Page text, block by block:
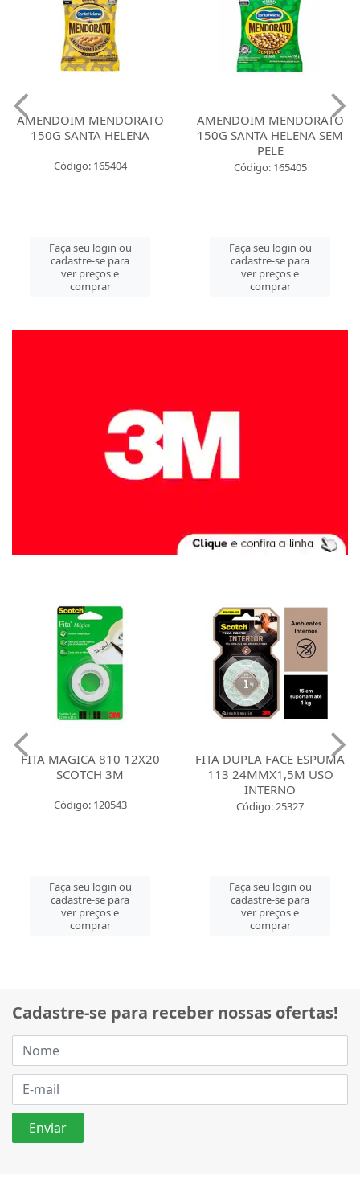
AMENDOIM MENDORATO
150G SANTA HELENA
Código: 165404
Faça seu login ou
cadastre-se para
ver preços e
comprar
AMENDOIM MENDORATO
150G SANTA HELENA SEM
PELE
Código: 165405
Faça seu login ou
cadastre-se para
ver preços e
comprar
FITA MAGICA 810 12X20
SCOTCH 3M
Código: 120543
Faça seu login ou
cadastre-se para
ver preços e
comprar
FITA DUPLA FACE ESPUMA
113 24MMX1,5M USO
INTERNO
Código: 25327
Faça seu login ou
cadastre-se para
ver preços e
comprar
Cadastre-se para receber nossas ofertas!